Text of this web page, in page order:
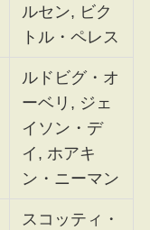
ルセン, ビク
トル・ペレス
ルドビグ・オ
ーベリ, ジェ
イソン・デ
イ, ホアキ
ン・ニーマン
スコッティ・